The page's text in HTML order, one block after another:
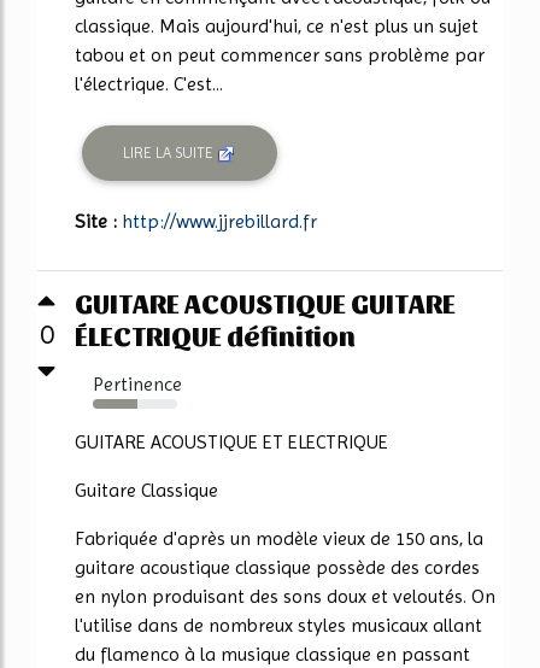
classique. Mais aujourd'hui, ce n'est plus un sujet
tabou et on peut commencer sans problème par
l'électrique. C'est...
LIRE LA SUITE
Site : http://www.jjrebillard.fr
0
GUITARE ACOUSTIQUE GUITARE
ÉLECTRIQUE définition
Pertinence
53%
GUITARE ACOUSTIQUE ET ELECTRIQUE
Guitare Classique
Fabriquée d'après un modèle vieux de 150 ans, la
guitare acoustique classique possède des cordes
en nylon produisant des sons doux et veloutés. On
l'utilise dans de nombreux styles musicaux allant
du flamenco à la musique classique en passant